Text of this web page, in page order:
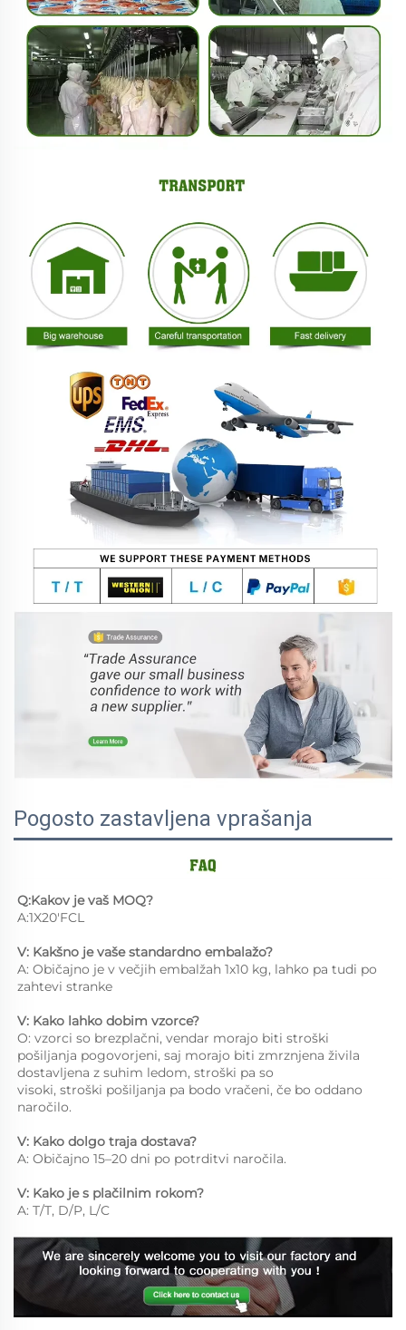
Pogosto zastavljena vprašanja
Q:Kakov je vaš MOQ?
A:1X20'FCL
V: Kakšno je vaše standardno embalažo?
A: Običajno je v večjih embalžah 1x10 kg, lahko pa tudi po
zahtevi stranke
V: Kako lahko dobim vzorce?
O: vzorci so brezplačni, vendar morajo biti stroški
pošiljanja pogovorjeni, saj morajo biti zmrznjena živila
dostavljena z suhim ledom, stroški pa so
visoki, stroški pošiljanja pa bodo vračeni, če bo oddano
naročilo.
V: Kako dolgo traja dostava?
A: Običajno 15–20 dni po potrditvi naročila.
V: Kako je s plačilnim rokom?
A: T/T, D/P, L/C